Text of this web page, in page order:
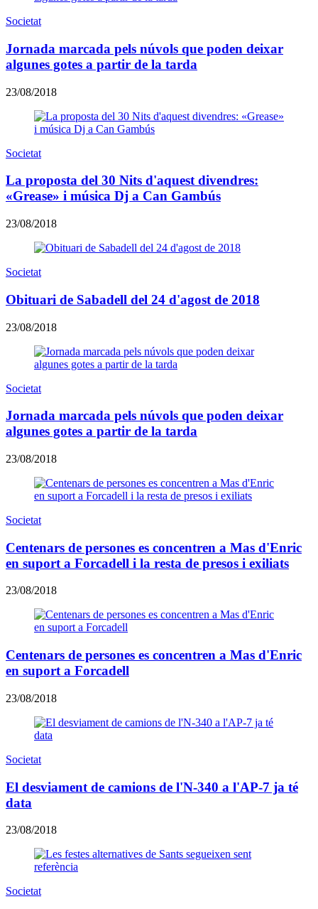
Societat
Jornada marcada pels núvols que poden deixar
algunes gotes a partir de la tarda
23/08/2018
Societat
La proposta del 30 Nits d'aquest divendres:
«Grease» i música Dj a Can Gambús
23/08/2018
Societat
Obituari de Sabadell del 24 d'agost de 2018
23/08/2018
Societat
Jornada marcada pels núvols que poden deixar
algunes gotes a partir de la tarda
23/08/2018
Societat
Centenars de persones es concentren a Mas d'Enric
en suport a Forcadell i la resta de presos i exiliats
23/08/2018
Centenars de persones es concentren a Mas d'Enric
en suport a Forcadell
23/08/2018
Societat
El desviament de camions de l'N-340 a l'AP-7 ja té
data
23/08/2018
Societat